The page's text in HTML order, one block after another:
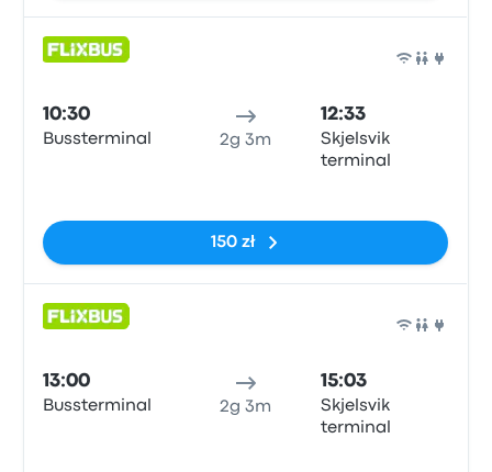
10:30
Bussterminal 2g 3m
12:33
Skjelsvik
terminal
150 zł
13:00
Bussterminal 2g 3m
15:03
Skjelsvik
terminal